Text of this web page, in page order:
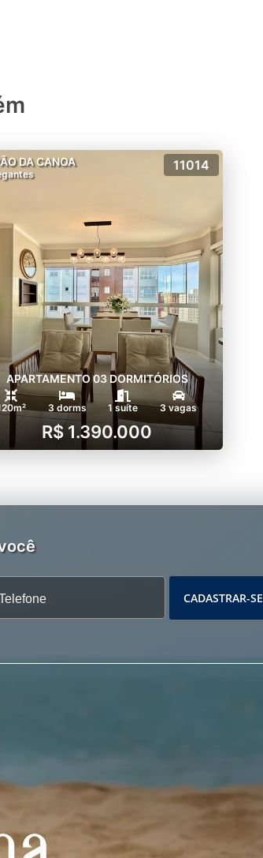
DA CANOA 11014
APARTAMENTO 03 DORMITÓRIOS
3 dorms 1 suíte 3 vagas
R$ 1.390.000
CADASTRAR-SE